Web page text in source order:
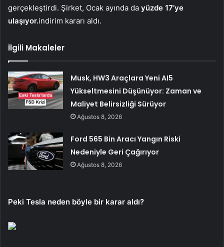
gerçekleştirdi. Şirket, Ocak ayında da yüzde 17’ye
ulaşıyor.indirim kararı aldı.
İlgili Makaleler
Musk, HW3 Araçlara Yeni AI5
Yükseltmesini Düşünüyor: Zaman ve
Maliyet Belirsizliği Sürüyor
Ağustos 8, 2026
Ford 565 Bin Aracı Yangın Riski
Nedeniyle Geri Çağırıyor
Ağustos 8, 2026
Peki Tesla neden böyle bir karar aldı?